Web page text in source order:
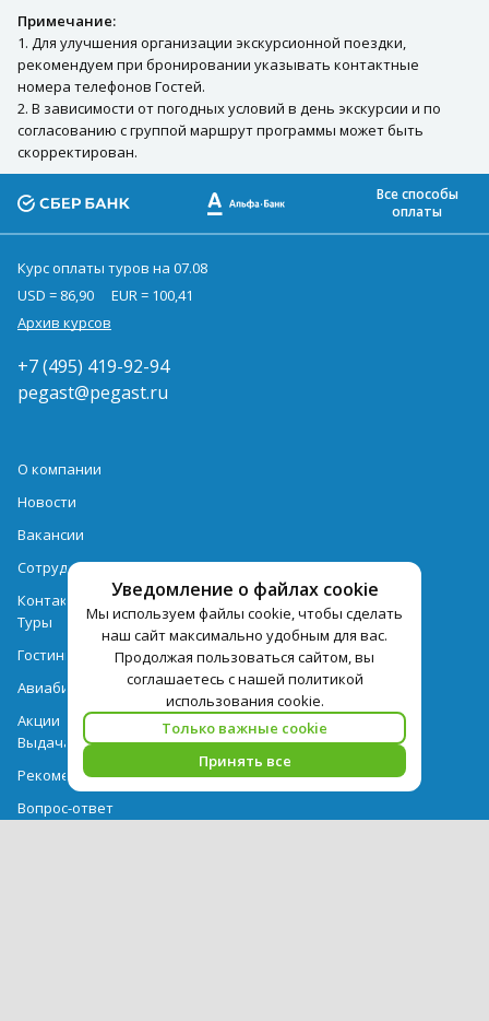
Примечание:
1. Для улучшения организации экскурсионной поездки,
рекомендуем при бронировании указывать контактные
номера телефонов Гостей.
2. В зависимости от погодных условий в день экскурсии и по
согласованию с группой маршрут программы может быть
скорректирован.
Уведомление о файлах cookie
Мы используем файлы cookie, чтобы сделать
наш сайт максимально удобным для вас.
Продолжая пользоваться сайтом, вы
соглашаетесь с нашей политикой
использования cookie.
Только важные cookie
Принять все
Все способы
оплаты
Курс оплаты туров на 07.08
USD = 86,90
EUR = 100,41
Архив курсов
+7 (495) 419-92-94
pegast@pegast.ru
О компании
Новости
Вакансии
Сотрудничество
Контактная информация
Туры
Гостиницы
Авиабилеты
Акции
Выдача документов
Рекомендации
Вопрос-ответ